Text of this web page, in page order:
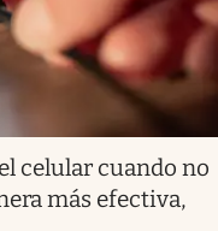
celular cuando no
más efectiva,